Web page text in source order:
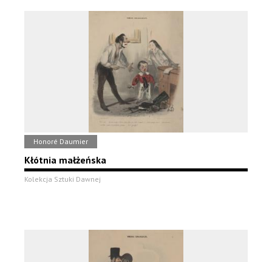
Honoré Daumier
Kłótnia małżeńska
Kolekcja Sztuki Dawnej